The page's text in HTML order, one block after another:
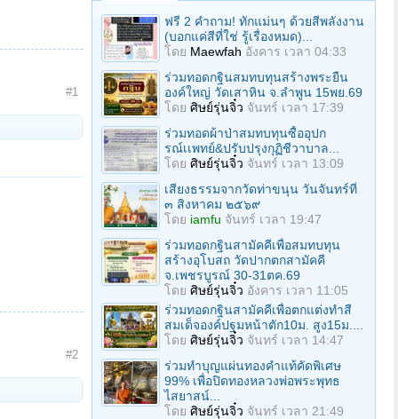
#1
#2
ฟรี 2 คำถาม! ทักแม่นๆ ด้วยสีพลังงาน
(บอกแค่สีที่ใช่ รู้เรื่องหมด)...
โดย Maewfah อังคาร เวลา 04:33
ร่วมทอดกฐินสมทบทุนสร้างพระยืน
องค์ใหญ่ วัดเสาหิน จ.ลําพูน 15พย.69
โดย ศิษย์รุ่นจิ๋ว จันทร์ เวลา 17:39
ร่วมทอดผ้าป่าสมทบทุนซื้ออุปก
รณ์เเพทย์&ปรับปรุงกุฏิชีวาบาล...
โดย ศิษย์รุ่นจิ๋ว จันทร์ เวลา 13:09
เสียงธรรมจากวัดท่าขนุน วันจันทร์ที่
๓ สิงหาคม ๒๕๖๙
โดย iamfu จันทร์ เวลา 19:47
ร่วมทอดกฐินสามัคคีเพื่อสมทบทุน
สร้างอุโบสถ วัดปากตกสามัคคี
จ.เพชรบูรณ์ 30-31ตค.69
โดย ศิษย์รุ่นจิ๋ว อังคาร เวลา 11:05
ร่วมทอดกฐินสามัคคีเพื่อตกแต่งทำสี
สมเด็จองค์ปฐมหน้าตัก10ม. สูง15ม....
โดย ศิษย์รุ่นจิ๋ว จันทร์ เวลา 14:47
ร่วมทําบุญแผ่นทองคำแท้คัดพิเศษ
99% เพื่อปิดทองหลวงพ่อพระพุทธ
ไสยาสน์...
โดย ศิษย์รุ่นจิ๋ว จันทร์ เวลา 21:49